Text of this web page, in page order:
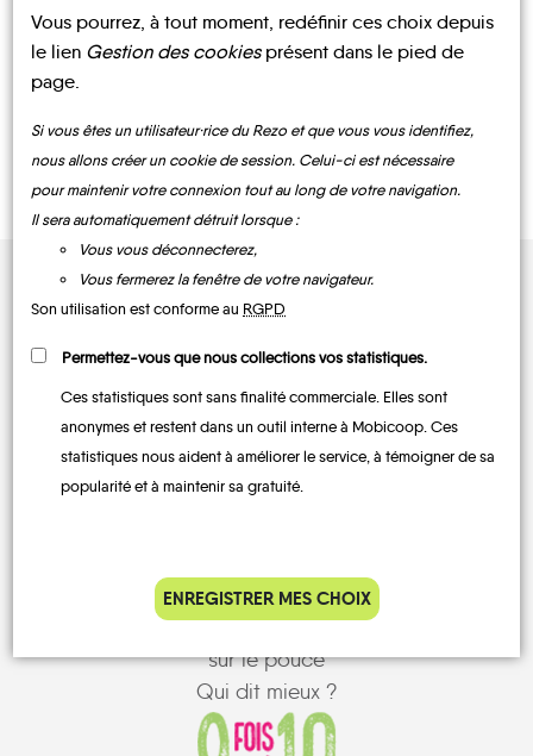
Newsletter
ENVOYER
Quelques
chiffres
C'est notre record d'attente à un arrêt
sur le pouce
Qui dit mieux ?
Vous pourrez, à tout moment, redéfinir ces choix depuis
le lien Gestion des cookiesprésent dans le pied de
page.
Si vous êtes un utilisateur·rice du Rezo et que vous vous identifiez,
nous allons créer un cookie de session. Celui-ci est nécessaire
pour maintenir votre connexion tout au long de votre navigation.
Il sera automatiquement détruit lorsque :
Vous vous déconnecterez,
Vous fermerez la fenêtre de votre navigateur.
Son utilisation est conforme au RGPD
Permettez-vous que nous collections vos statistiques.
Ces statistiques sont sans finalité commerciale. Elles sont
anonymes et restent dans un outil interne à Mobicoop. Ces
statistiques nous aident à améliorer le service, à témoigner de sa
popularité et à maintenir sa gratuité.
ENREGISTRER MES CHOIX